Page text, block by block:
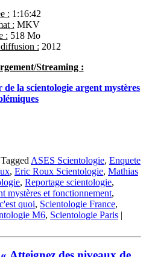
: 1:16:42
: MKV
: 518 Mo
: 2012
Streaming :
la scientologie argent mystères
Tagged ASES Scientologie, Enquete
, Eric Roux Scientologie, Mathias
, Reportage scientologie,
mystères et fonctionnement,
quoi, Scientologie France,
M6, Scientologie Paris |